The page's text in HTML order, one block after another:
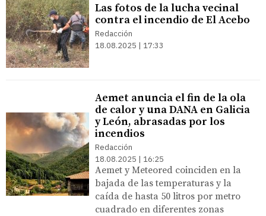
Las fotos de la lucha vecinal
contra el incendio de El Acebo
Redacción
18.08.2025 | 17:33
Aemet anuncia el fin de la ola
de calor y una DANA en Galicia
y León, abrasadas por los
incendios
Redacción
18.08.2025 | 16:25
Aemet y Meteored coinciden en la
bajada de las temperaturas y la
caída de hasta 50 litros por metro
cuadrado en diferentes zonas